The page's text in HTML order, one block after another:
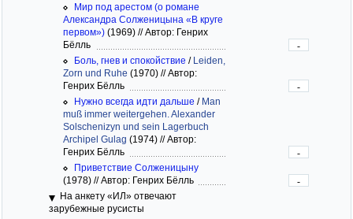
Мир под арестом (о романе
Александра Солженицына «В круге
первом») (1969) //Автор: Генрих
Бёлль
-
Боль, гнев и спокойствие / Leiden,
Zorn und Ruhe (1970) //Автор:
Генрих Бёлль
-
Нужно всегда идти дальше / Man
muß immer weitergehen. Alexander
Solschenizyn und sein Lagerbuch
Archipel Gulag (1974) //Автор:
Генрих Бёлль
-
Приветствие Солженицыну
(1978) //Автор: Генрих Бёлль
-
На анкету «ИЛ» отвечают
зарубежные русисты